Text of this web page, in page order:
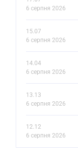
6 серпня 2026
15.07
6 серпня 2026
14.04
6 серпня 2026
13.13
6 серпня 2026
12.12
6 серпня 2026